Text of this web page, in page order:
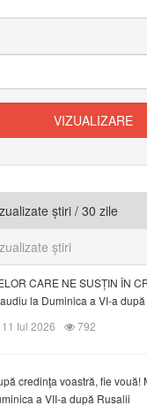
știri / 30 zile
știri
CARE NE SUSȚIN ÎN
la Duminica a VI-a
11 Iul 2026
792
credinţa voastră, fie vouă!
a VII-a după Rusalii